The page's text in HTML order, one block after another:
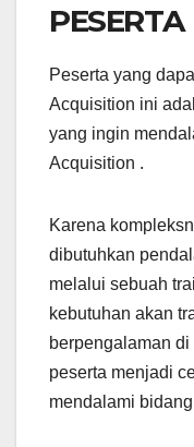
PESERTA
Peserta yang
Acquisition ini
yang ingin
Acquisition .
Karena
dibutuhkan
melalui sebuah
kebutuhan akan
berpengalaman
peserta menjadi
mendalami